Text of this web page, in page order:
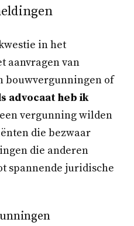
in het
aanvragen van
bouwvergunningen of
advocaat heb ik
vergunning wilden
die bezwaar
die anderen
spannende juridische